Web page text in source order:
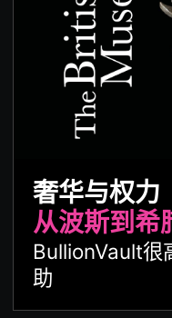
奢华与权力
从波斯到希
BullionVault很
助